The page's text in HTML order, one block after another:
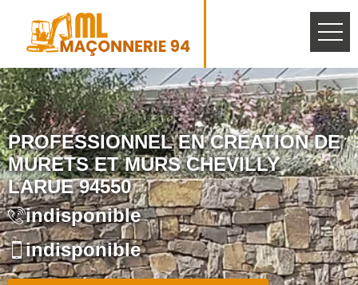
PROFESSIONNEL EN CRÉATION DE
MURETS ET MURS CHEVILLY
LARUE 94550
indisponible
indisponible